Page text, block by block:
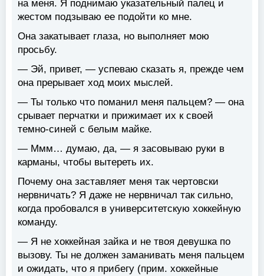
на меня. Я поднимаю указательный палец и
жестом подзываю ее подойти ко мне.
Она закатывает глаза, но выполняет мою
просьбу.
— Эй, привет, — успеваю сказать я, прежде чем
она прерывает ход моих мыслей.
— Ты только что поманил меня пальцем? — она
срывает перчатки и прижимает их к своей
темно-синей с белым майке.
— Ммм… думаю, да, — я засовываю руки в
карманы, чтобы вытереть их.
Почему она заставляет меня так чертовски
нервничать? Я даже не нервничал так сильно,
когда пробовался в университетскую хоккейную
команду.
— Я не хоккейная зайка и не твоя девушка по
вызову. Ты не должен заманивать меня пальцем
и ожидать, что я прибегу (прим. хоккейные